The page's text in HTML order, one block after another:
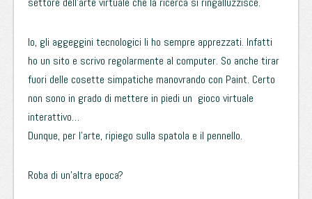
Io, gli aggeggini tecnologici li ho sempre apprezzati. Infatti
ho un sito e scrivo regolarmente al computer. So anche tirar
fuori delle cosette simpatiche manovrando con Paint. Certo
non sono in grado di mettere in piedi un gioco virtuale
interattivo…
Dunque, per l’arte, ripiego sulla spatola e il pennello.
Roba di un’altra epoca?